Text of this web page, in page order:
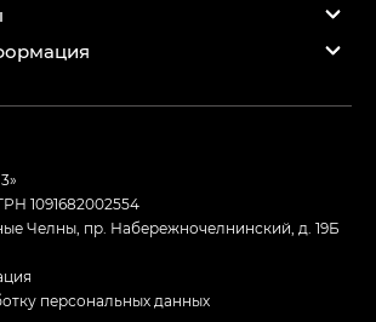
1091682002554
Челны, пр. Набережночелнинский, д. 19Б
персональных данных